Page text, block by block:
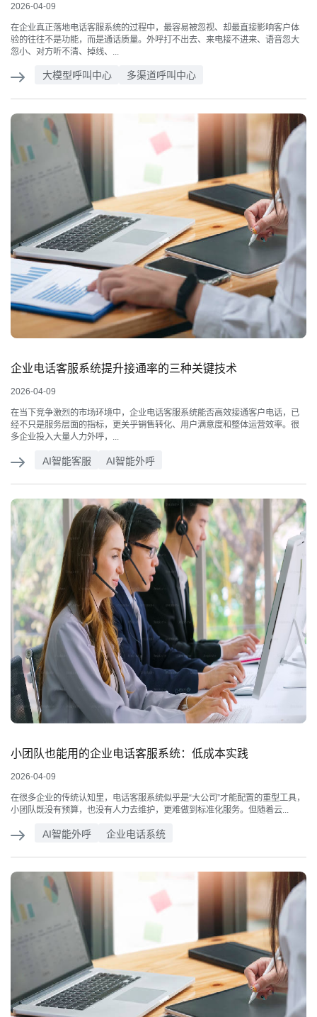
2026-04-09
在企业真正落地电话客服系统的过程中，最容易被忽视、却最直接影响客户体
验的往往不是功能，而是通话质量。外呼打不出去、来电接不进来、语音忽大
忽小、对方听不清、掉线、...
大模型呼叫中心 多渠道呼叫中心
企业电话客服系统提升接通率的三种关键技术
2026-04-09
在当下竞争激烈的市场环境中，企业电话客服系统能否高效接通客户电话，已
经不只是服务层面的指标，更关乎销售转化、用户满意度和整体运营效率。很
多企业投入大量人力外呼，...
AI智能客服 AI智能外呼
小团队也能用的企业电话客服系统：低成本实践
2026-04-09
在很多企业的传统认知里，电话客服系统似乎是“大公司”才能配置的重型工具，
小团队既没有预算，也没有人力去维护，更难做到标准化服务。但随着云...
AI智能外呼 企业电话系统